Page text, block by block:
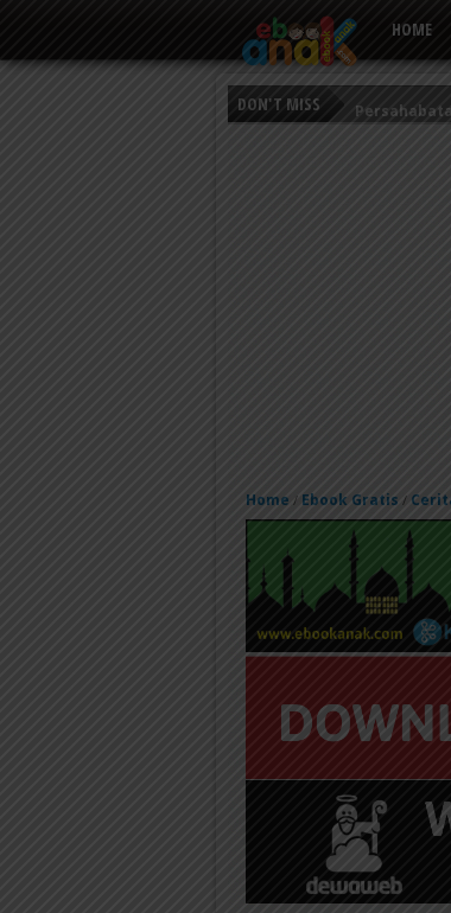
HOME
DON'T MISS
Home / Ebook Gratis /